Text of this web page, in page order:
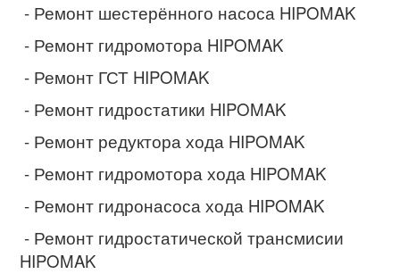
- Ремонт шестерённого насоса HIPOMAK
- Ремонт гидромотора HIPOMAK
- Ремонт ГСТ HIPOMAK
- Ремонт гидростатики HIPOMAK
- Ремонт редуктора хода HIPOMAK
- Ремонт гидромотора хода HIPOMAK
- Ремонт гидронасоса хода HIPOMAK
- Ремонт гидростатической трансмисии
HIPOMAK